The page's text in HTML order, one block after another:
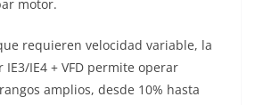
motor.
requieren velocidad variable, la
IE4 + VFD permite operar
amplios, desde 10% hasta